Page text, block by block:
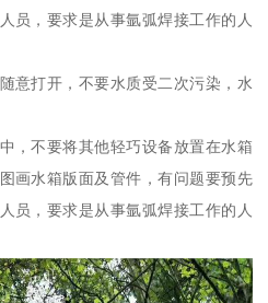
员，要求是从事氩弧焊接工作的人
意打开，不要水质受二次污染，水
，不要将其他轻巧设备放置在水箱
画水箱版面及管件，有问题要预先
员，要求是从事氩弧焊接工作的人